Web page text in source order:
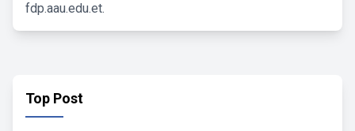
fdp.aau.edu.et.
Top Post